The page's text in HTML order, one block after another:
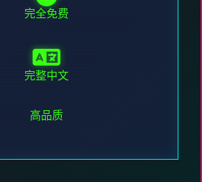
完全免费
完整中文
高品质